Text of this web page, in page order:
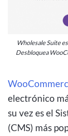
Wholesale Suite
Desbloquea
electrónico
su vez es el
(CMS) más